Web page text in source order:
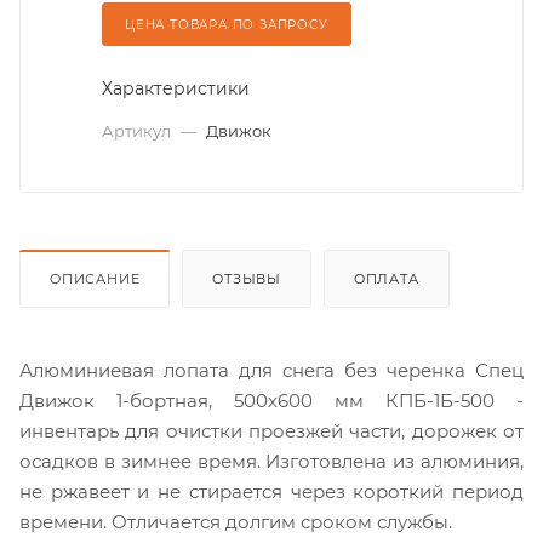
ЦЕНА ТОВАРА ПО ЗАПРОСУ
Характеристики
Артикул — Движок
ОПИСАНИЕ ОТЗЫВЫ ОПЛАТА
Алюминиевая лопата для снега без черенка Спец
Движок 1-бортная, 500х600 мм КПБ-1Б-500 -
инвентарь для очистки проезжей части, дорожек от
осадков в зимнее время. Изготовлена из алюминия,
не ржавеет и не стирается через короткий период
времени. Отличается долгим сроком службы.